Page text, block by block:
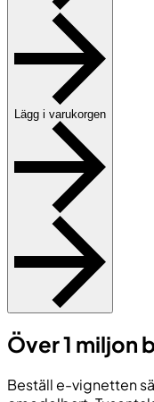
Lägg i varukorgen
Över 1 miljon
Beställ e-vignetten